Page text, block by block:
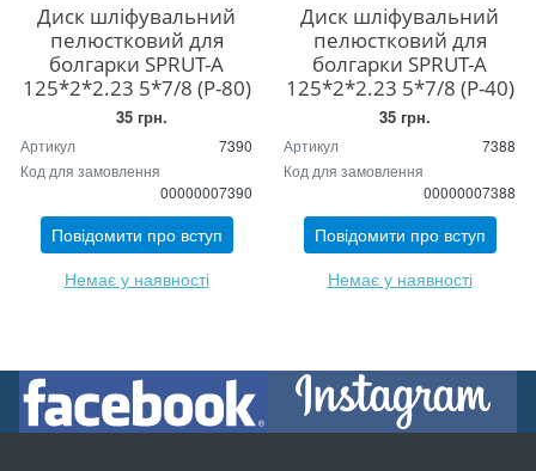
Диск шліфувальний
пелюстковий для
болгарки SPRUT-A
125*2*2.23 5*7/8 (P-80)
35 грн.
Артикул
7390
Код для замовлення
00000007390
Повідомити про вступ
Немає у наявності
Диск шліфувальний
пелюстковий для
болгарки SPRUT-A
125*2*2.23 5*7/8 (P-40)
35 грн.
Артикул
7388
Код для замовлення
00000007388
Повідомити про вступ
Немає у наявності